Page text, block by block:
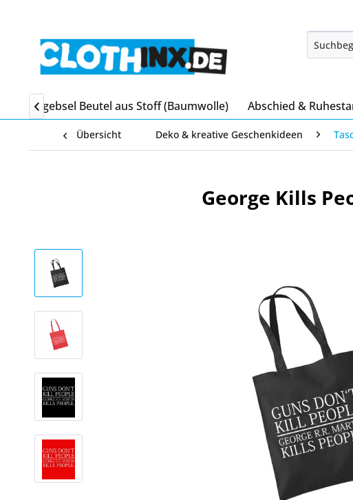
Mitgebsel Beutel aus Stoff (Baumwolle) Abschied &

Übersicht Deko & kreative Geschenkideen
George Kills